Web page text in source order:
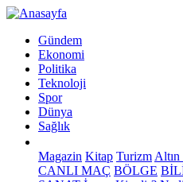
Gündem
Ekonomi
Politika
Teknoloji
Spor
Dünya
Sağlık
Magazin Kitap Turizm Altın
CANLI MAÇ BÖLGE